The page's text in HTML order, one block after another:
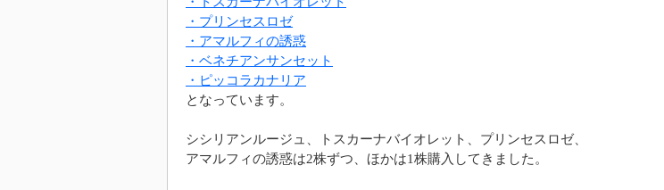
・プリンセスロゼ
・アマルフィの誘惑
・ベネチアンサンセット
・ピッコラカナリア
となっています。
シシリアンルージュ、トスカーナバイオレット、プリンセスロゼ、
アマルフィの誘惑は2株ずつ、ほかは1株購入してきました。